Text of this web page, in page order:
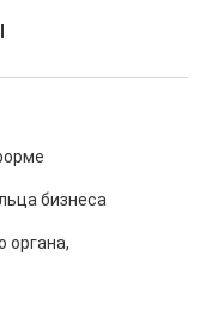
бизнеса
органа,